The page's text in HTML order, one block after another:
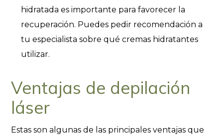
hidratada es importante para favorecer la
recuperación. Puedes pedir recomendación a
tu especialista sobre qué cremas hidratantes
utilizar.
Ventajas de depilación
láser
Estas son algunas de las principales ventajas que